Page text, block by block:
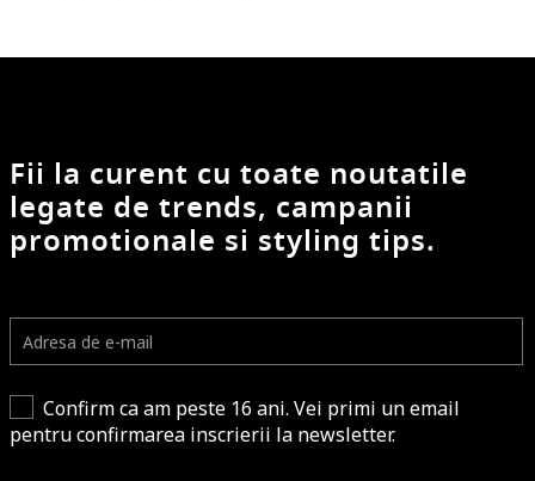
Fii la curent cu toate noutatile
legate de trends, campanii
promotionale si styling tips.
Confirm ca am peste 16 ani. Vei primi un email
pentru confirmarea inscrierii la newsletter.